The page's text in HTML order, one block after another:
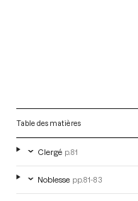
Table des matières
Clergé p.81
Noblesse pp.81-83